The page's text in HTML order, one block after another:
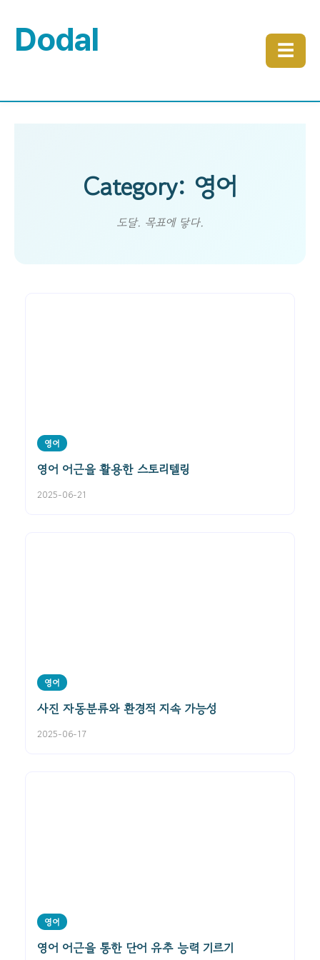
Dodal ☰
Category: 영어
도달. 목표에 닿다.
영어
영어 어근을 활용한 스토리텔링
2025-06-21
영어
사진 자동분류와 환경적 지속 가능성
2025-06-17
영어
영어 어근을 통한 단어 유추 능력 기르기